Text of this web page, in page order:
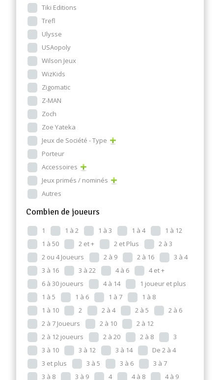
Tiki Editions
Trefl
Ulysse
USAopoly
Wilson Jeux
WizKids
Zigomatic
Z-MAN
Zoch
Zoe Yateka
Jeux de Société - Type
Porteur
Accessoires
Jeux primés / nominés
Autres
Combien de joueurs
1 1 à 2 1 à 3 1 à 4
1 à 12
1 à 50
2 et + 2 et Plus
2 à 3
2 ou 4 Joueurs
2 à 9 2 à 16
3 à 4
3 à 16
3 à 22 4 à 6
4 et +
6 à 30 joueurs
4 à 14
1 joueur et plus
1 à 5
1 à 6 1 à 7
1 à 8
1 à 10
2 2 à 4 2 à 5
2 à 6
2 à 7 Joueurs
2 à 10
2 à 12
2 à 12 joueurs
2 à 20 2 à 8
3
3 à 10
3 à 12 3 à 14
De 2 à 4
3 et plus
3 à 5 3 à 6
3 à 7
3 à 8
3 à 9 4 4 à 8 4 à 9